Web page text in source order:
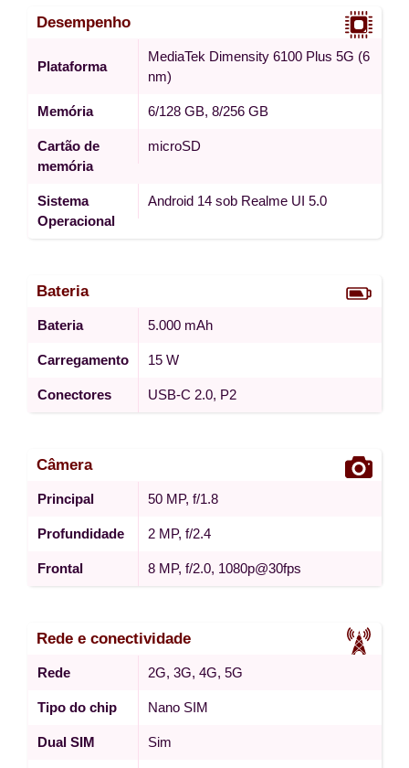
Desempenho
Plataforma
MediaTek Dimensity 6100 Plus 5G (6
nm)
Memória 6/128 GB, 8/256 GB
Cartão de
memória
microSD
Sistema
Operacional
Android 14 sob Realme UI 5.0
Bateria
Bateria 5.000 mAh
Carregamento 15 W
Conectores USB-C 2.0, P2
Câmera
Principal 50 MP, f/1.8
Profundidade 2 MP, f/2.4
Frontal 8 MP, f/2.0, 1080p@30fps
Rede e conectividade
Rede 2G, 3G, 4G, 5G
Tipo do chip Nano SIM
Dual SIM Sim